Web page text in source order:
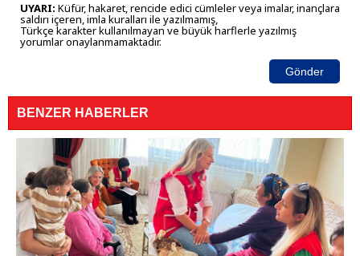
UYARI: Küfür, hakaret, rencide edici cümleler veya imalar, inançlara
saldırı içeren, imla kuralları ile yazılmamış,
Türkçe karakter kullanılmayan ve büyük harflerle yazılmış
yorumlar onaylanmamaktadır.
Gönder
BENZER HABERLER